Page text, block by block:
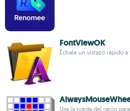
FontViewOK
Échale un vistazo rápido
Usa la rueda del ratón